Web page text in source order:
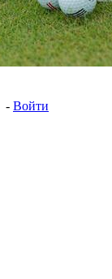
- Войти